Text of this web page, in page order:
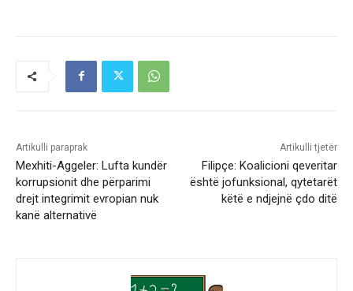
Artikulli paraprak
Mexhiti-Aggeler: Lufta kundër
korrupsionit dhe përparimi
drejt integrimit evropian nuk
kanë alternativë
Artikulli tjetër
Filipçe: Koalicioni qeveritar
është jofunksional, qytetarët
këtë e ndjejnë çdo ditë